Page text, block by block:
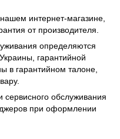
интернет-магазине,
от производителя.
определяются
гарантийной
в гарантийном талоне,
сервисного обслуживания
при оформлении